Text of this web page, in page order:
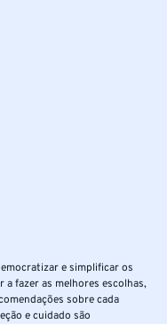
e simplificar os
fazer as melhores escolhas,
sobre cada
e cuidado são